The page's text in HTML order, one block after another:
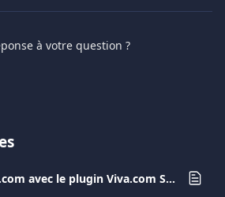
à votre question ?
Intégration de Viva.com avec le plugin Viva.com Smart Checkout pour Shopify